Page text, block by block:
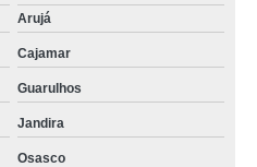
Arujá
Cajamar
Guarulhos
Jandira
Osasco